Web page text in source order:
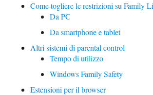
Come togliere le restrizioni su Family
Da PC
Da smartphone e tablet
Altri sistemi di parental control
Tempo di utilizzo
Windows Family Safety
Estensioni per il browser